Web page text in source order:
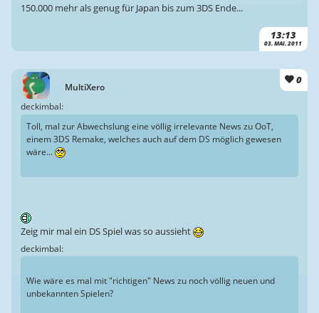
13:13
03. MAI. 2011
150.000 mehr als genug für Japan bis zum 3DS Ende...
MultiXero
0
deckimbal:
Toll, mal zur Abwechslung eine völlig irrelevante News zu OoT,
einem 3DS Remake, welches auch auf dem DS möglich gewesen
wäre...
Zeig mir mal ein DS Spiel was so aussieht
deckimbal:
Wie wäre es mal mit "richtigen" News zu noch völlig neuen und
unbekannten Spielen?